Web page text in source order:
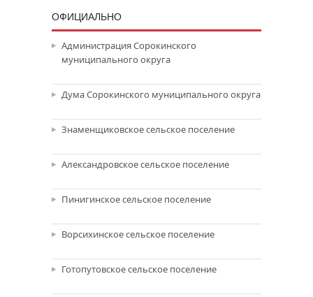
ОФИЦИАЛЬНО
Администрация Сорокинского
муниципального округа
Дума Сорокинского муниципального округа
Знаменщиковское сельское поселение
Александровское сельское поселение
Пинигинское сельское поселение
Ворсихинское сельское поселение
Готопутовское сельское поселение